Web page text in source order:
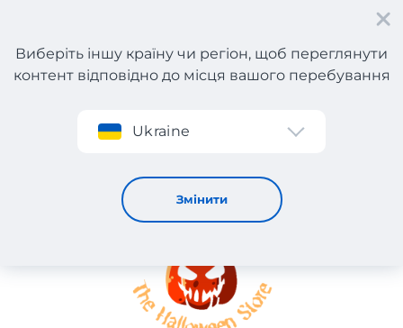
Реєстрація
Виберіть іншу країну чи регіон, щоб переглянути
контент відповідно до місця вашого перебування
Ukraine
Змінити
The Halloween Store